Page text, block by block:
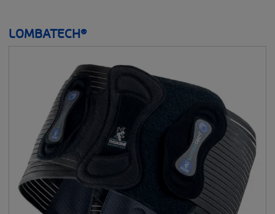
LOMBATECH®